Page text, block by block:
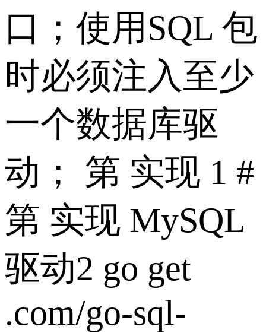
口；使用SQL 包
时必须注入至少
一个数据库驱
动； 第 实现 1 #
第 实现 MySQL
驱动2 go get
.com/go-sql-